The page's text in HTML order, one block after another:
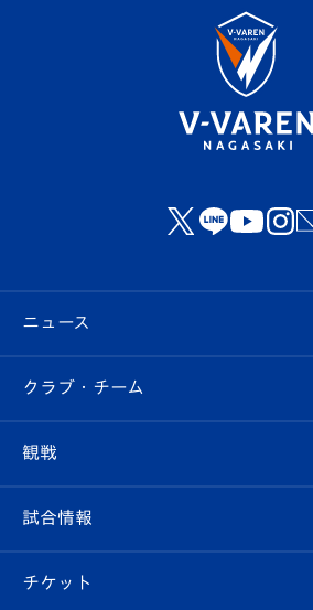
ニュース
すべて
クラブ
試合情報
クラブ・チーム
クラブ概要
観戦
観戦ルール
試合情報
試合日程/結果
チケット